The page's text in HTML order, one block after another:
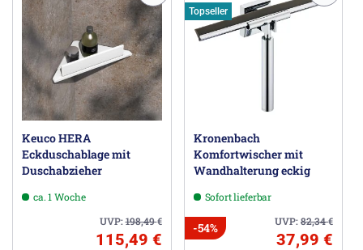
Keuco HERA
Eckduschablage mit
Duschabzieher
ca. 1 Woche
UVP:198,49€
115,49 €
Topseller
Kronenbach
Komfortwischer mit
Wandhalterung eckig
Sofort lieferbar
UVP:82,34€
-54%
37,99 €